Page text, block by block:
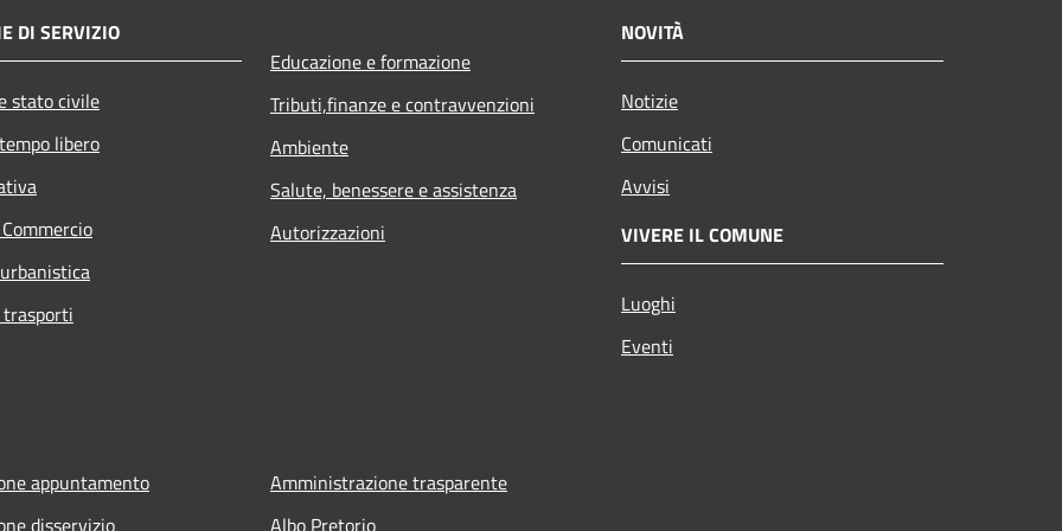
DI SERVIZIO
stato civile
libero
Educazione e formazione
Tributi,finanze e contravvenzioni
Ambiente
Salute, benessere e assistenza
Autorizzazioni
NOVITÀ
Notizie
Comunicati
Avvisi
VIVERE IL COMUNE
Luoghi
Eventi
appuntamento
disservizio
Amministrazione trasparente
Albo Pretorio